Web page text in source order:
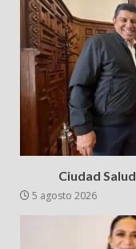
Ciudad
5 agosto 2026